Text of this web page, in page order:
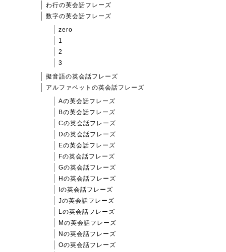
わ行の英会話フレーズ
数字の英会話フレーズ
zero
1
2
3
擬音語の英会話フレーズ
アルファベットの英会話フレーズ
Aの英会話フレーズ
Bの英会話フレーズ
Cの英会話フレーズ
Dの英会話フレーズ
Eの英会話フレーズ
Fの英会話フレーズ
Gの英会話フレーズ
Hの英会話フレーズ
Iの英会話フレーズ
Jの英会話フレーズ
Lの英会話フレーズ
Mの英会話フレーズ
Nの英会話フレーズ
Oの英会話フレーズ